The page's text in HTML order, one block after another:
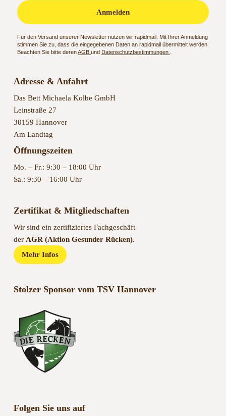
Anmelden
Für den Versand unserer Newsletter nutzen wir rapidmail. Mit Ihrer Anmeldung
stimmen Sie zu, dass die eingegebenen Daten an rapidmail übermittelt werden.
Beachten Sie bitte derenAGB und Datenschutzbestimmungen
Adresse & Anfahrt
Das Bett Michaela Kolbe GmbH
Leinstraße 27
30159 Hannover
Am Landtag
Öffnungszeiten
Mo. – Fr.: 9:30 – 18:00 Uhr
Sa.: 9:30 – 16:00 Uhr
Zertifikat & Mitgliedschaften
Wir sind ein zertifiziertes Fachgeschäft
der AGR (Aktion Gesunder Rücken).
Mehr Infos
Stolzer Sponsor vom TSV Hannover
Folgen Sie uns auf